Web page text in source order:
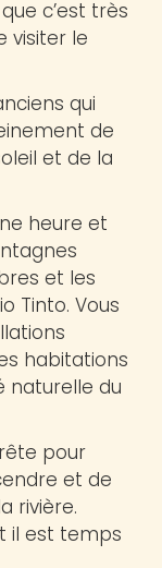
c’est très
visiter le
qui
de
et de la
heure et
et les
Tinto. Vous
habitations
naturelle du
pour
et de
rivière.
il est temps